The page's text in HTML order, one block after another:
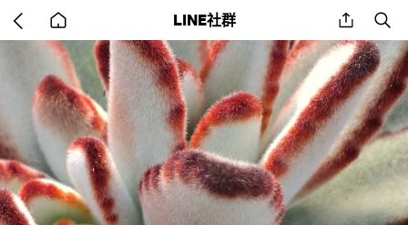
back
to
home
LINE社群 share